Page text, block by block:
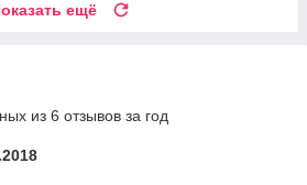
ещё
из 6 отзывов за год